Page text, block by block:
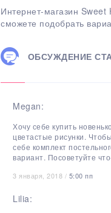
Интернет-магазин Sweet
сможете подобрать
ОБСУЖДЕНИЕ
Megan:
Хочу себе купить
цветастые рисунки.
себе комплект
вариант. Посоветуйте
3 января, 2018 / 5:00 пп
Lilia: